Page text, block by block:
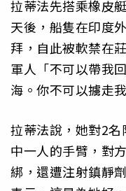
拉蒂法先搭乘橡皮
天後，船隻在印度
拜，自此被軟禁在
軍人「不可以帶我
海。你不可以擄走我
拉蒂法說，她對2
中一人的手臂，對
綁，還遭注射鎮靜